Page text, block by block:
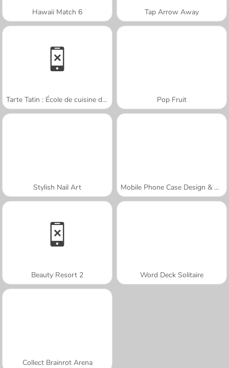
Hawaii Match 6 Tap Arrow Away
Tarte Tatin : École de cuisine de Sara Pop Fruit
Stylish Nail Art Mobile Phone Case Design & DIY
Beauty Resort 2 Word Deck Solitaire
Collect Brainrot Arena